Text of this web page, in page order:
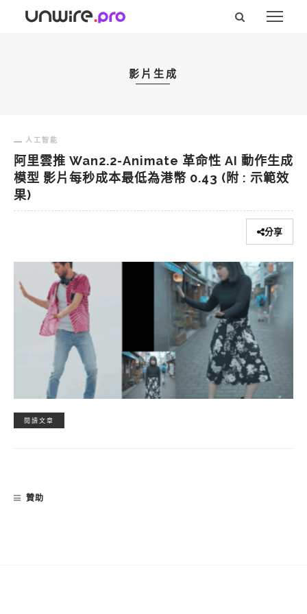
影片生成
人工智能
阿里雲推 Wan2.2-Animate 革命性 AI 動作生成
模型 影片每秒成本最低為港幣 0.43 (附 : 示範效
果)
分享
閱讀文章
贊助